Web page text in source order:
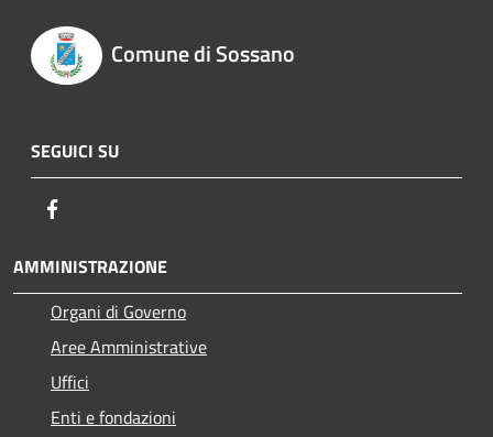
Comune di Sossano
SEGUICI SU
AMMINISTRAZIONE
Organi di Governo
Aree Amministrative
Uffici
Enti e fondazioni